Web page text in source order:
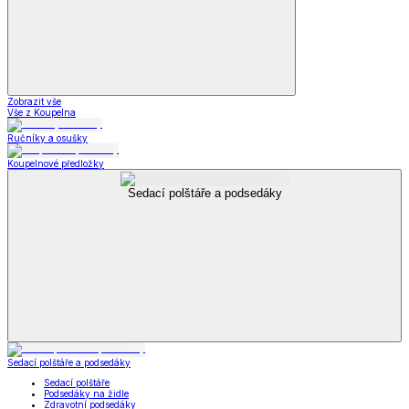
Zobrazit vše
Vše z Koupelna
Ručníky a osušky
Koupelnové předložky
Sedací polštáře a podsedáky
Sedací polštáře a podsedáky
Sedací polštáře
Podsedáky na židle
Zdravotní podsedáky